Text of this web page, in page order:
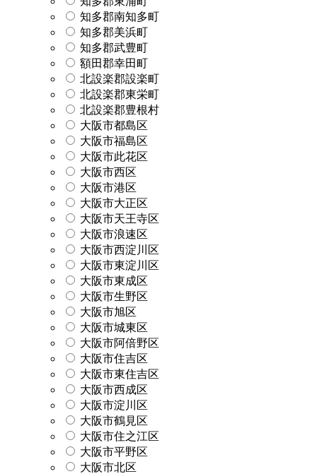
知多郡南知多町
知多郡美浜町
知多郡武豊町
額田郡幸田町
北設楽郡設楽町
北設楽郡東栄町
北設楽郡豊根村
大阪市都島区
大阪市福島区
大阪市此花区
大阪市西区
大阪市港区
大阪市大正区
大阪市天王寺区
大阪市浪速区
大阪市西淀川区
大阪市東淀川区
大阪市東成区
大阪市生野区
大阪市旭区
大阪市城東区
大阪市阿倍野区
大阪市住吉区
大阪市東住吉区
大阪市西成区
大阪市淀川区
大阪市鶴見区
大阪市住之江区
大阪市平野区
大阪市北区